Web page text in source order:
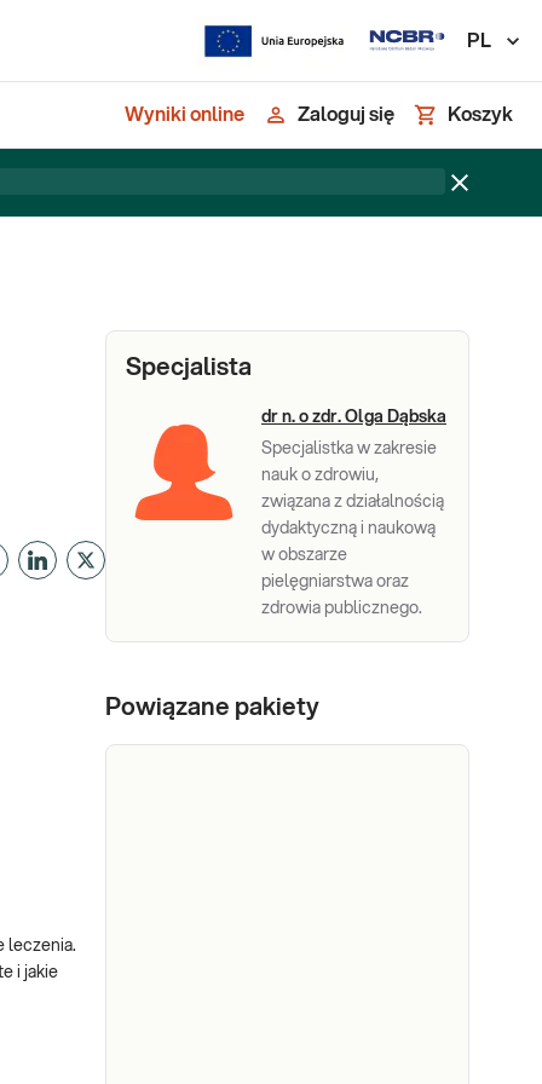
PL
Wyniki online Zaloguj się Koszyk
leczenia.
i jakie
Specjalista
dr n. o zdr. Olga Dąbska
Specjalistka w zakresie
nauk o zdrowiu,
związana z działalnością
dydaktyczną i naukową
w obszarze
pielęgniarstwa oraz
zdrowia publicznego.
Powiązane pakiety